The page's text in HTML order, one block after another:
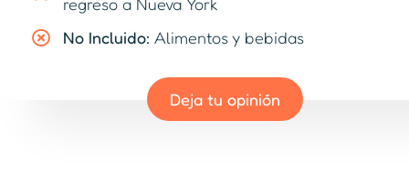
No Incluido: Alimentos y bebidas
Deja tu opinión